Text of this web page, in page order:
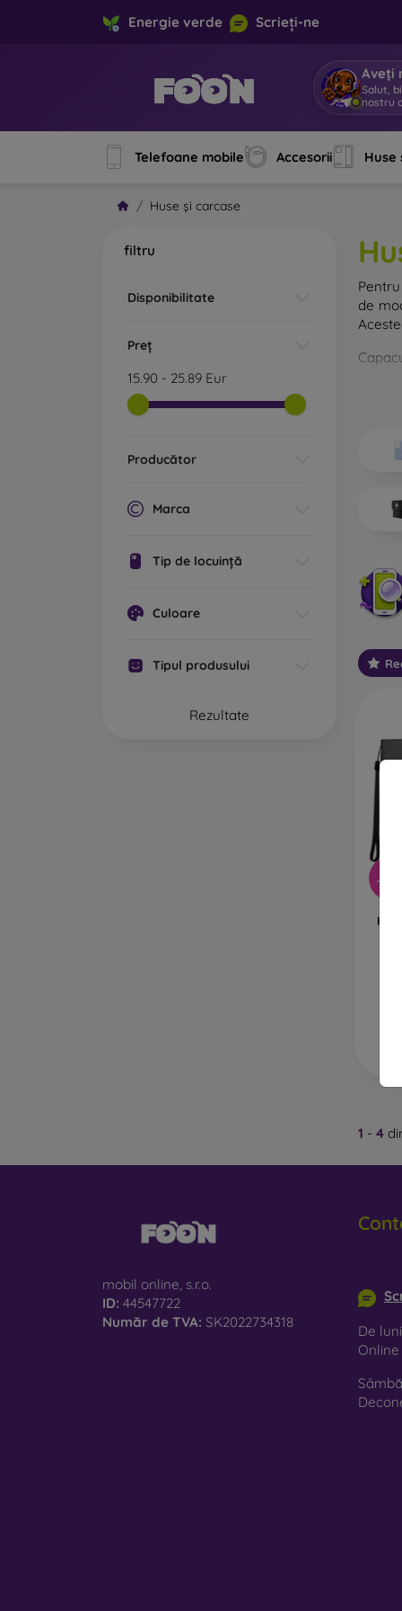
Energie verde Scrieți-ne
Aveți
Salut,
nostru
Telefoane mobile Accesorii Huse
Huse și carcase
filtru
Disponibilitate
Preț
15.90 - 25.89 Eur
Producător
Marca
Tip de locuință
Culoare
Tipul produsului
Rezultate
de
Ce
Din
Pe
-50%
1 - 4
mobil online, s.r.o.
ID: 44547722
Număr de TVA: SK2022734318
De
Online